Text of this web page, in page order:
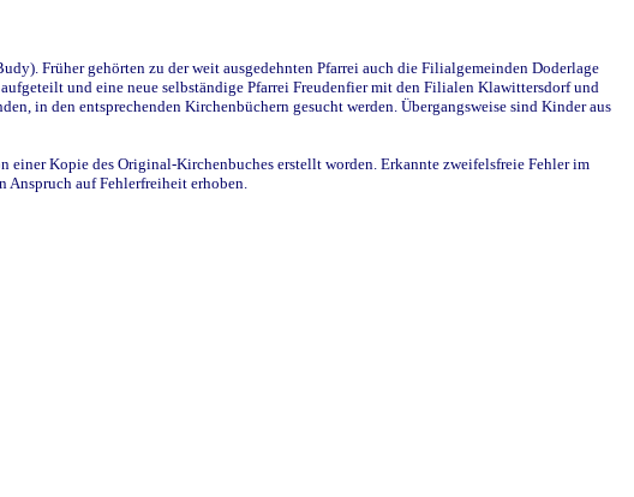
Früher gehörten zu der weit ausgedehnten Pfarrei auch die Filialgemeinden Doderlage
und eine neue selbständige Pfarrei Freudenfier mit den Filialen Klawittersdorf und
in den entsprechenden Kirchenbüchern gesucht werden. Übergangsweise sind Kinder aus
Kopie des Original-Kirchenbuches erstellt worden. Erkannte zweifelsfreie Fehler im
auf Fehlerfreiheit erhoben.